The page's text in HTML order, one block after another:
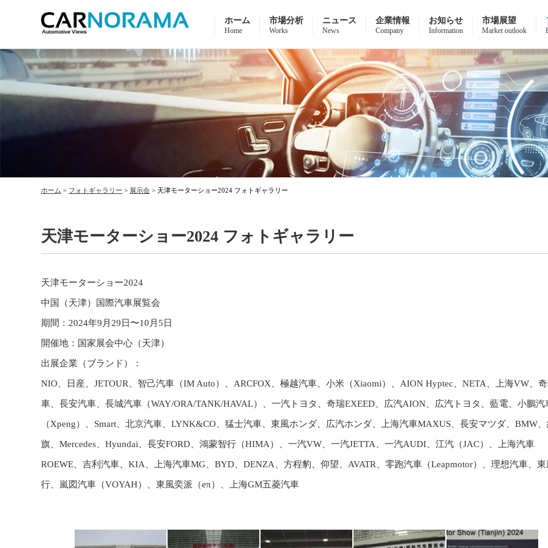
ホーム
Home
市場分析
Works
ニュース
News
企業情報
Company
お知らせ
Information
市場展望
Market outlook
ホーム > フォトギャラリー > 展示会 > 天津モーターショー2024 フォトギャラリー
天津モーターショー2024 フォトギャラリー
天津モーターショー2024
中国（天津）国際汽車展覧会
期間：2024年9月29日〜10月5日
開催地：国家展会中心（天津）
出展企業（ブランド）：
NIO、日産、JETOUR、智己汽車（IM Auto）、ARCFOX、極越汽車、小米（Xiaomi）、AION Hyptec、NETA、上海VW、
車、長安汽車、長城汽車（WAY/ORA/TANK/HAVAL）、一汽トヨタ、奇瑞EXEED、広汽AION、広汽トヨタ、藍電、小鵬汽
（Xpeng）、Smart、北京汽車、LYNK&CO、猛士汽車、東風ホンダ、広汽ホンダ、上海汽車MAXUS、長安マツダ、BMW、
旗、Mercedes、Hyundai、長安FORD、鴻蒙智行（HIMA）、一汽VW、一汽JETTA、一汽AUDI、江汽（JAC）、上海汽車
ROEWE、吉利汽車、KIA、上海汽車MG、BYD、DENZA、方程豹、仰望、AVATR、零跑汽車（Leapmotor）、理想汽車、
行、嵐図汽車（VOYAH）、東風奕派（eπ）、上海GM五菱汽車